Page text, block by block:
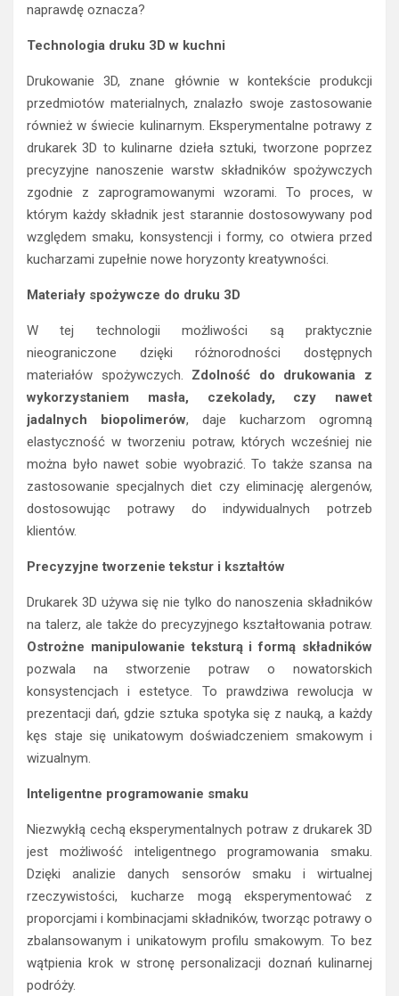
naprawdę oznacza?
Technologia druku 3D w kuchni
Drukowanie 3D, znane głównie w kontekście produkcji
przedmiotów materialnych, znalazło swoje zastosowanie
również w świecie kulinarnym. Eksperymentalne potrawy z
drukarek 3D to kulinarne dzieła sztuki, tworzone poprzez
precyzyjne nanoszenie warstw składników spożywczych
zgodnie z zaprogramowanymi wzorami. To proces, w
którym każdy składnik jest starannie dostosowywany pod
względem smaku, konsystencji i formy, co otwiera przed
kucharzami zupełnie nowe horyzonty kreatywności.
Materiały spożywcze do druku 3D
W tej technologii możliwości są praktycznie
nieograniczone dzięki różnorodności dostępnych
materiałów spożywczych. Zdolność do drukowania z
wykorzystaniem masła, czekolady, czy nawet
jadalnych biopolimerów, daje kucharzom ogromną
elastyczność w tworzeniu potraw, których wcześniej nie
można było nawet sobie wyobrazić. To także szansa na
zastosowanie specjalnych diet czy eliminację alergenów,
dostosowując potrawy do indywidualnych potrzeb
klientów.
Precyzyjne tworzenie tekstur i kształtów
Drukarek 3D używa się nie tylko do nanoszenia składników
na talerz, ale także do precyzyjnego kształtowania potraw.
Ostrożne manipulowanie teksturą i formą składników
pozwala na stworzenie potraw o nowatorskich
konsystencjach i estetyce. To prawdziwa rewolucja w
prezentacji dań, gdzie sztuka spotyka się z nauką, a każdy
kęs staje się unikatowym doświadczeniem smakowym i
wizualnym.
Inteligentne programowanie smaku
Niezwykłą cechą eksperymentalnych potraw z drukarek 3D
jest możliwość inteligentnego programowania smaku.
Dzięki analizie danych sensorów smaku i wirtualnej
rzeczywistości, kucharze mogą eksperymentować z
proporcjami i kombinacjami składników, tworząc potrawy o
zbalansowanym i unikatowym profilu smakowym. To bez
wątpienia krok w stronę personalizacji doznań kulinarnej
podróży.